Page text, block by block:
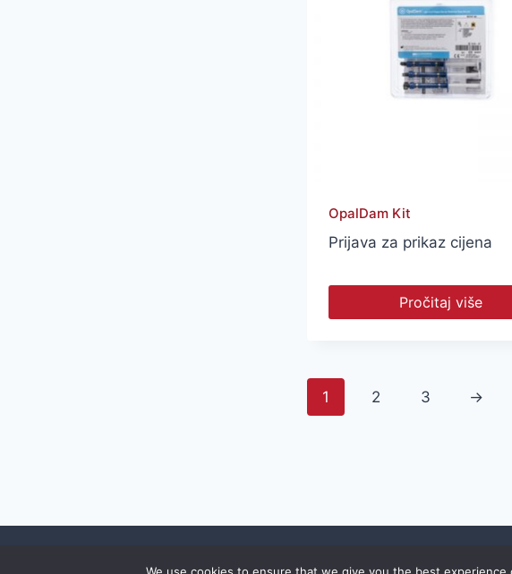
OpalDam Kit
Prijava za prikaz cijena
Pročitaj više
1 2 3 →